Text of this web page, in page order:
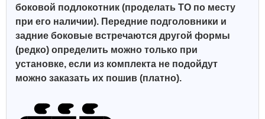
боковой подлокотник (проделать ТО по месту
при его наличии). Передние подголовники и
задние боковые встречаются другой формы
(редко) определить можно только при
установке, если из комплекта не подойдут
можно заказать их пошив (платно).